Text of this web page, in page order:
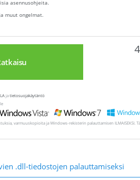
​​asennusohjeita.
muut ongelmat.
jatietosuojakäytäntö
varmuuskopioita ja Windows-rekisterin palauttamisen ILMAISEKSI.
.dll-tiedostojen palauttamiseksi